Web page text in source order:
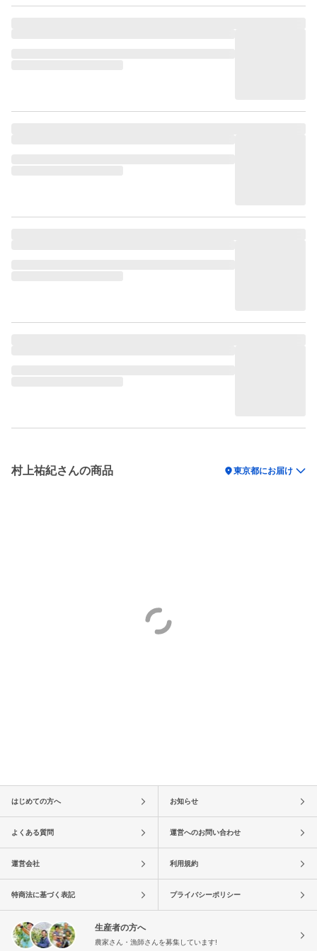
村上祐紀さんの商品 location_on東京都にお届け
はじめての方へ お知らせ
よくある質問 運営へのお問い合わせ
運営会社 利用規約
特商法に基づく表記 プライバシーポリシー
生産者の方へ
農家さん・漁師さんを募集しています!